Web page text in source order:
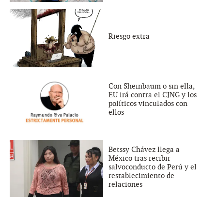
Riesgo extra
Con Sheinbaum o sin ella,
EU irá contra el CJNG y los
políticos vinculados con
ellos
Betssy Chávez llega a
México tras recibir
salvoconducto de Perú y el
restablecimiento de
relaciones